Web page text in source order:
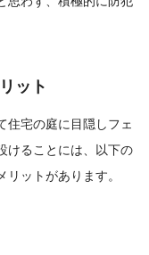
ット
住宅の庭に目隠しフェ
けることには、以下の
リットがあります。